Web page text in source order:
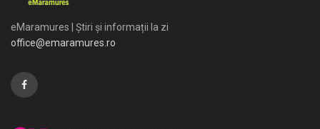
eMaramures | Știri și informații la zi
office@emaramures.ro